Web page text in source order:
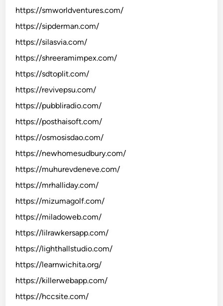
https://smworldventures.com/
https://sipderman.com/
https://silasvia.com/
https://shreeramimpex.com/
https://sdtoplit.com/
https://revivepsu.com/
https://pubbliradio.com/
https://posthaisoft.com/
https://osmosisdao.com/
https://newhomesudbury.com/
https://muhurevdeneve.com/
https://mrhalliday.com/
https://mizumagolf.com/
https://miladoweb.com/
https://lilrawkersapp.com/
https://lighthallstudio.com/
https://learnwichita.org/
https://killerwebapp.com/
https://hccsite.com/